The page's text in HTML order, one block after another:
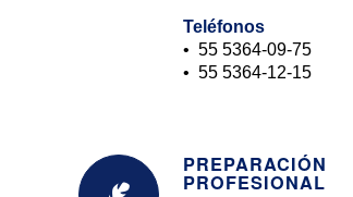
Teléfonos
• 555364-09-75
• 555364-12-15
PREPARACIÓN
PROFESIONAL